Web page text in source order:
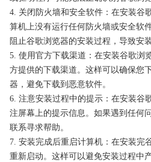
4. 关闭防火墙和安全软件：在安装谷
算机上没有运行任何防火墙或安全软
阻止谷歌浏览器的安装过程，导致安装
5. 使用官方下载渠道：在安装谷歌浏
方提供的下载渠道。这样可以确保您
器，避免下载到恶意软件。
6. 注意安装过程中的提示：在安装谷
注屏幕上的提示信息。如果遇到任何
联系寻求帮助。
7. 安装完成后重启计算机：在安装完
重新启动。这样可以避免安装过程中